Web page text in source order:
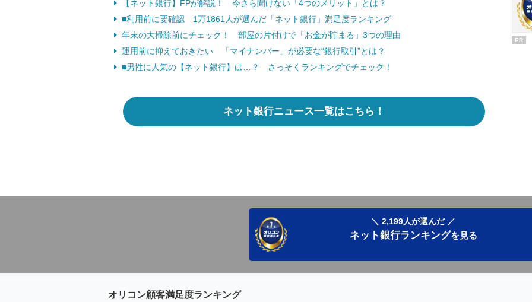
【ネット銀行】FPが解説！ 今さら聞けない「4つのメリット」とは？
■利用前に要確認 1万1861人が選んだ「ネット銀行」満足度ランキング
年末の大掃除前にチェック！ 部屋の片付けで「お金が貯まる」3つの理由
運用前に抑えておきたい 「マイナンバー」が必要な“銀行取引”とは？
■男性に人気の【ネット銀行】は…？ さっそくランキングでチェック！
ネット銀行ニュース一覧はこちら！
PR
＼ 2,199人が選んだ ／
ネット銀行ランキングを見る
オリコン顧客満足度ランキング